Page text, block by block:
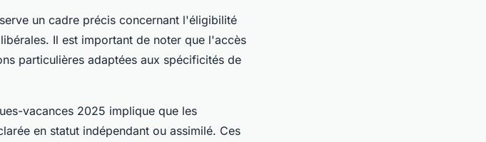
un cadre précis concernant l'éligibilité
Il est important de noter que l'accès
particulières adaptées aux spécificités de
vacances 2025 implique que les
en statut indépendant ou assimilé. Ces